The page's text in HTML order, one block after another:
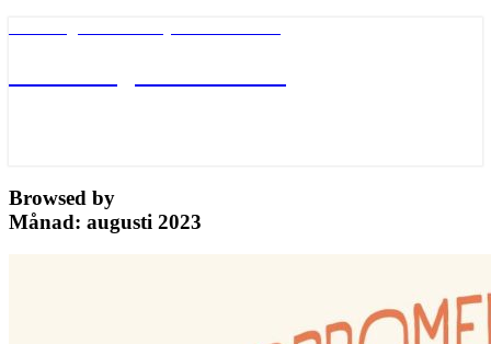
Browsed by
Månad: augusti 2023